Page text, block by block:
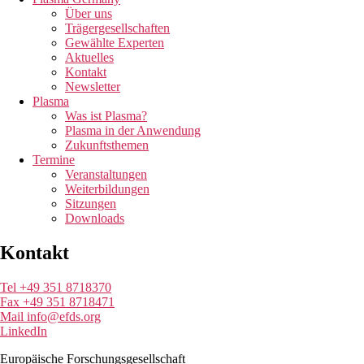
Über uns
Trägergesellschaften
Gewählte Experten
Aktuelles
Kontakt
Newsletter
Plasma
Was ist Plasma?
Plasma in der Anwendung
Zukunftsthemen
Termine
Veranstaltungen
Weiterbildungen
Sitzungen
Downloads
Kontakt
Tel +49 351 8718370
Fax +49 351 8718471
Mail info@efds.org
LinkedIn
Europäische Forschungsgesellschaft